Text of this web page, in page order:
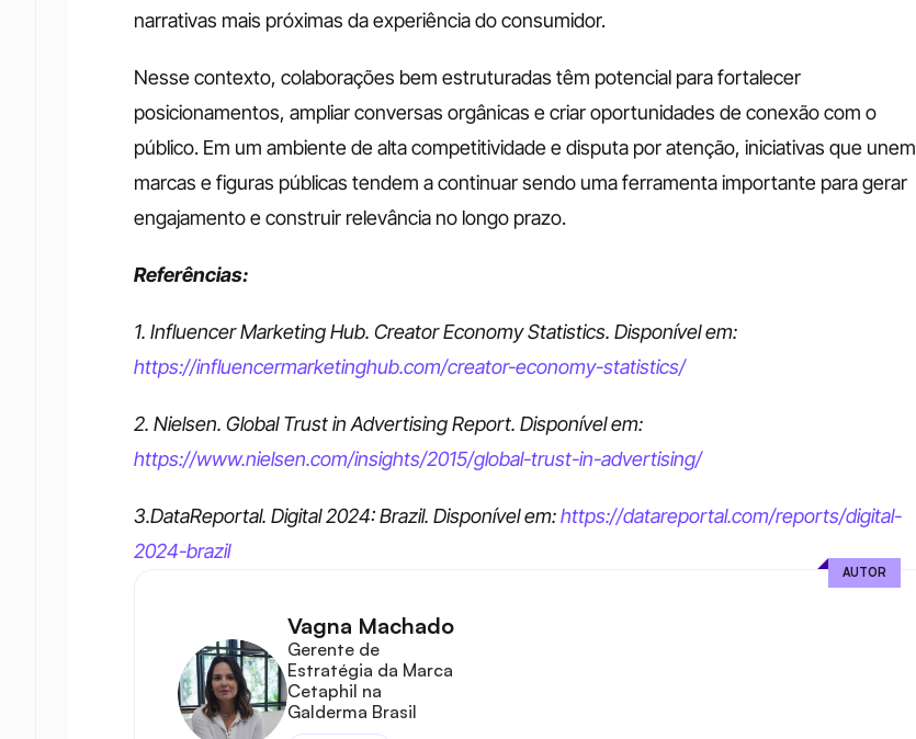
narrativas mais próximas da experiência do consumidor.
Nesse contexto, colaborações bem estruturadas têm potencial para fortalecer
posicionamentos, ampliar conversas orgânicas e criar oportunidades de conexão com o
público. Em um ambiente de alta competitividade e disputa por atenção, iniciativas que unem
marcas e figuras públicas tendem a continuar sendo uma ferramenta importante para gerar
engajamento e construir relevância no longo prazo.
Referências:
https://influencermarketinghub.com/creator-economy-statistics/
https://www.nielsen.com/insights/2015/global-trust-in-advertising/
3.DataReportal. Digital 2024: Brazil. Disponível em: https://datareportal.com/reports/digital-
2024-brazil
Vagna Machado
Gerente de
Estratégia da Marca
Cetaphil na
Galderma Brasil
AUTOR